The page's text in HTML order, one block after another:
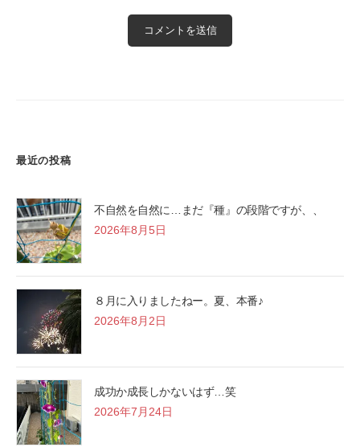
最近の投稿
不自然を自然に…まだ『種』の段階ですが、、
2026年8月5日
８月に入りましたねー。夏、本番♪
2026年8月2日
成功か成長しかないはず…笑
2026年7月24日